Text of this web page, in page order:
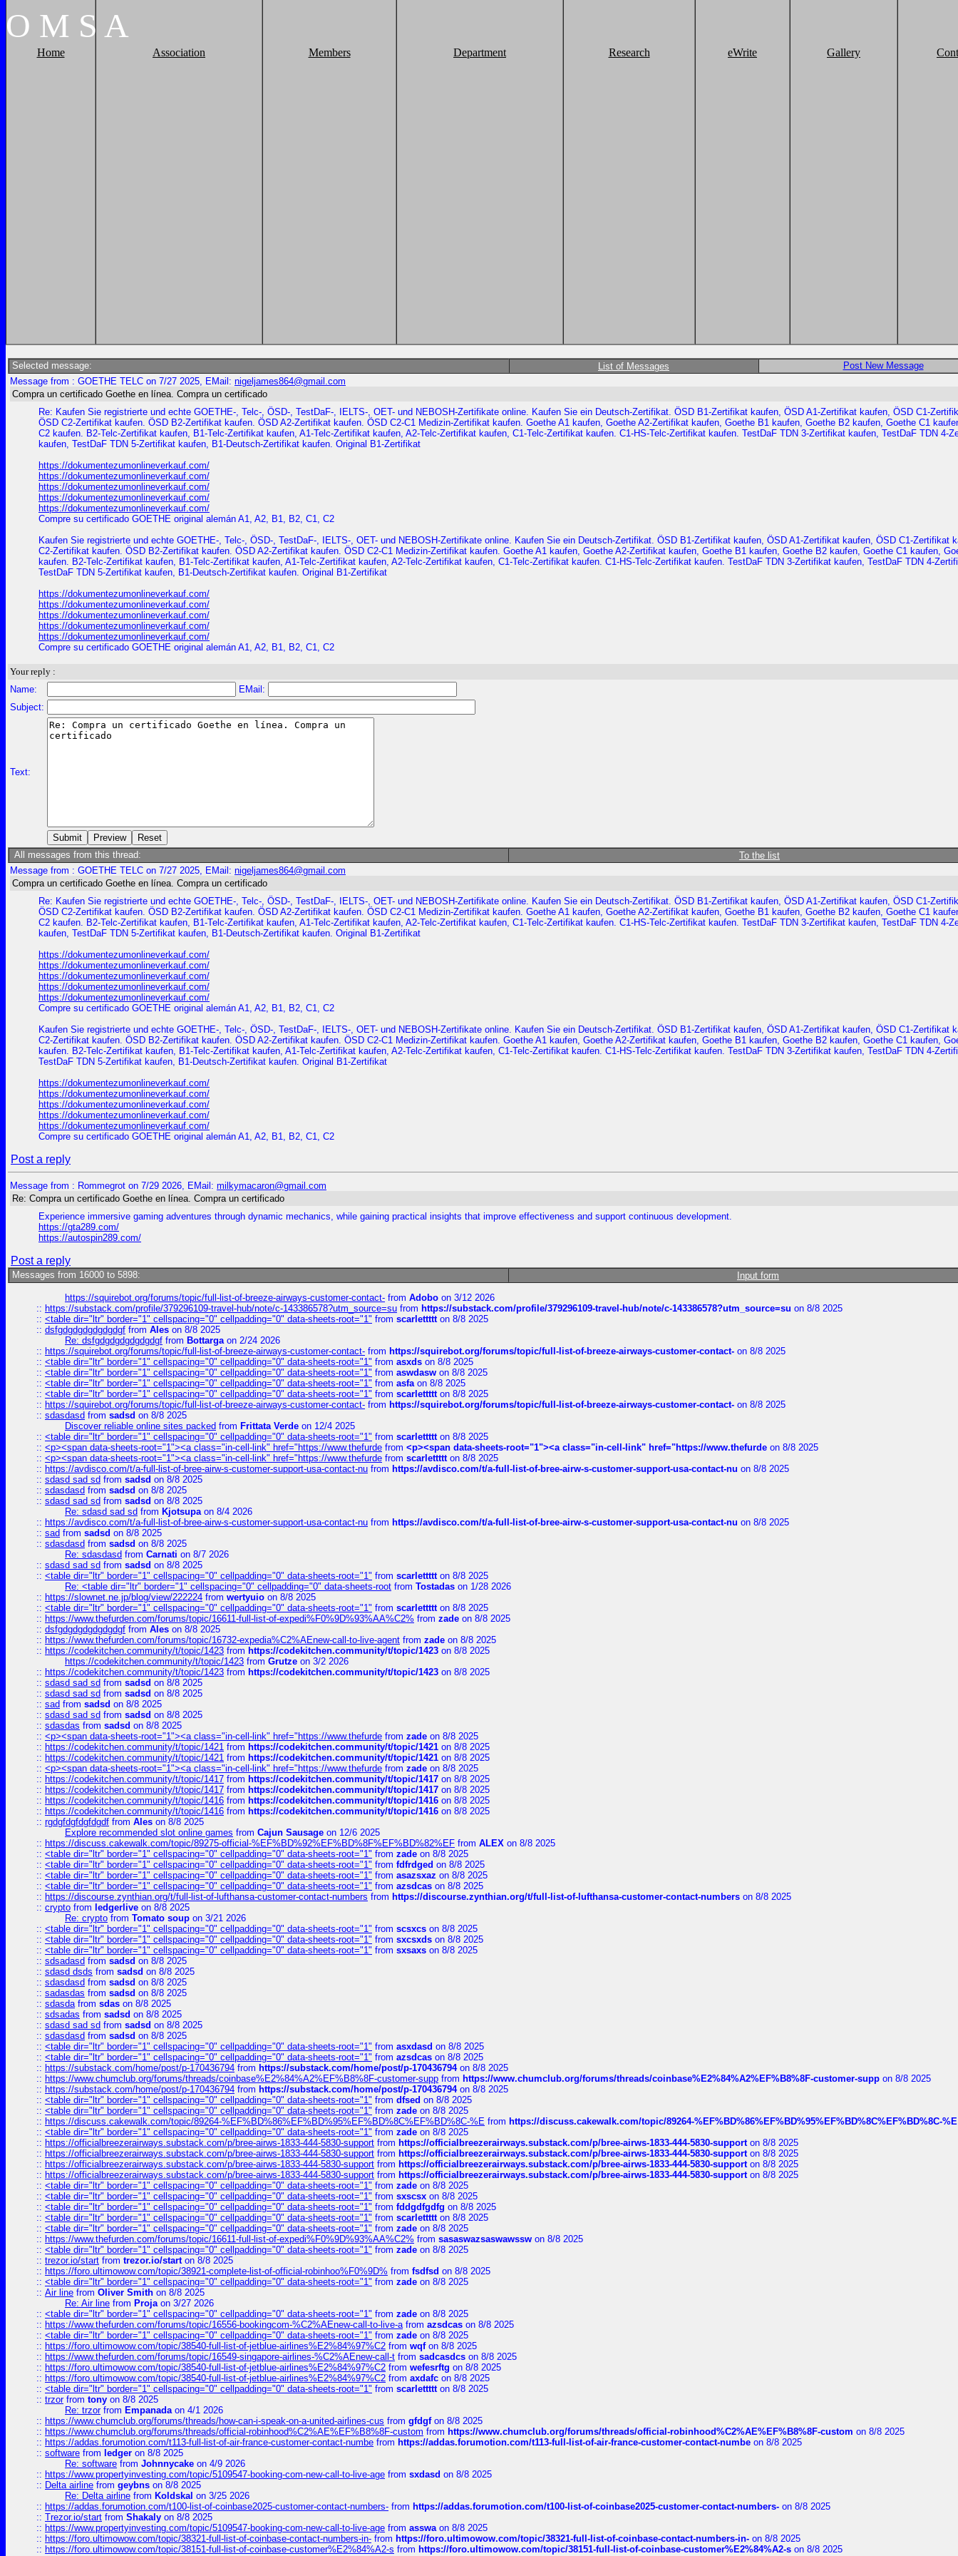
O M S A
Home Association Members Department Research eWrite Gallery
Selected message: List of Messages
Post New Message
Message from : GOETHE TELC on 7/27 2025, EMail: nigeljames864@gmail.com
Compra un certificado Goethe en línea. Compra un certificado
Re: Kaufen Sie registrierte und echte GOETHE-, Telc-, ÖSD-, TestDaF-, IELTS-, OET- und NEBOSH-Zertifikate online. Kaufen Sie ein Deutsch-Zertifikat. ÖSD B1-Zertifikat kaufen, ÖSD A1-Zertifikat kaufen, ÖSD C1-
ÖSD C2-Zertifikat kaufen. ÖSD B2-Zertifikat kaufen. ÖSD A2-Zertifikat kaufen. ÖSD C2-C1 Medizin-Zertifikat kaufen. Goethe A1 kaufen, Goethe A2-Zertifikat kaufen, Goethe B1 kaufen, Goethe B2 kaufen, Goethe C1
C2 kaufen. B2-Telc-Zertifikat kaufen, B1-Telc-Zertifikat kaufen, A1-Telc-Zertifikat kaufen, A2-Telc-Zertifikat kaufen, C1-Telc-Zertifikat kaufen. C1-HS-Telc-Zertifikat kaufen. TestDaF TDN 3-Zertifikat kaufen, TestDaF TDN 4-
kaufen, TestDaF TDN 5-Zertifikat kaufen, B1-Deutsch-Zertifikat kaufen. Original B1-Zertifikat
https://dokumentezumonlineverkauf.com/
https://dokumentezumonlineverkauf.com/
https://dokumentezumonlineverkauf.com/
https://dokumentezumonlineverkauf.com/
https://dokumentezumonlineverkauf.com/
Compre su certificado GOETHE original alemán A1, A2, B1, B2, C1, C2
Kaufen Sie registrierte und echte GOETHE-, Telc-, ÖSD-, TestDaF-, IELTS-, OET- und NEBOSH-Zertifikate online. Kaufen Sie ein Deutsch-Zertifikat. ÖSD B1-Zertifikat kaufen, ÖSD A1-Zertifikat kaufen, ÖSD C1-Zertifikat
C2-Zertifikat kaufen. ÖSD B2-Zertifikat kaufen. ÖSD A2-Zertifikat kaufen. ÖSD C2-C1 Medizin-Zertifikat kaufen. Goethe A1 kaufen, Goethe A2-Zertifikat kaufen, Goethe B1 kaufen, Goethe B2 kaufen, Goethe C1 kaufen,
kaufen. B2-Telc-Zertifikat kaufen, B1-Telc-Zertifikat kaufen, A1-Telc-Zertifikat kaufen, A2-Telc-Zertifikat kaufen, C1-Telc-Zertifikat kaufen. C1-HS-Telc-Zertifikat kaufen. TestDaF TDN 3-Zertifikat kaufen, TestDaF TDN 4-
TestDaF TDN 5-Zertifikat kaufen, B1-Deutsch-Zertifikat kaufen. Original B1-Zertifikat
https://dokumentezumonlineverkauf.com/
https://dokumentezumonlineverkauf.com/
https://dokumentezumonlineverkauf.com/
https://dokumentezumonlineverkauf.com/
https://dokumentezumonlineverkauf.com/
Compre su certificado GOETHE original alemán A1, A2, B1, B2, C1, C2
Your reply :
Name:
EMail:
Subject:
Text:
All messages from this thread:
To the list
Message from : GOETHE TELC on 7/27 2025, EMail: nigeljames864@gmail.com
Compra un certificado Goethe en línea. Compra un certificado
Re: Kaufen Sie registrierte und echte GOETHE-, Telc-, ÖSD-, TestDaF-, IELTS-, OET- und NEBOSH-Zertifikate online. Kaufen Sie ein Deutsch-Zertifikat. ÖSD B1-Zertifikat kaufen, ÖSD A1-Zertifikat kaufen, ÖSD C1-
ÖSD C2-Zertifikat kaufen. ÖSD B2-Zertifikat kaufen. ÖSD A2-Zertifikat kaufen. ÖSD C2-C1 Medizin-Zertifikat kaufen. Goethe A1 kaufen, Goethe A2-Zertifikat kaufen, Goethe B1 kaufen, Goethe B2 kaufen, Goethe C1
C2 kaufen. B2-Telc-Zertifikat kaufen, B1-Telc-Zertifikat kaufen, A1-Telc-Zertifikat kaufen, A2-Telc-Zertifikat kaufen, C1-Telc-Zertifikat kaufen. C1-HS-Telc-Zertifikat kaufen. TestDaF TDN 3-Zertifikat kaufen, TestDaF TDN 4-
kaufen, TestDaF TDN 5-Zertifikat kaufen, B1-Deutsch-Zertifikat kaufen. Original B1-Zertifikat
https://dokumentezumonlineverkauf.com/
https://dokumentezumonlineverkauf.com/
https://dokumentezumonlineverkauf.com/
https://dokumentezumonlineverkauf.com/
https://dokumentezumonlineverkauf.com/
Compre su certificado GOETHE original alemán A1, A2, B1, B2, C1, C2
Kaufen Sie registrierte und echte GOETHE-, Telc-, ÖSD-, TestDaF-, IELTS-, OET- und NEBOSH-Zertifikate online. Kaufen Sie ein Deutsch-Zertifikat. ÖSD B1-Zertifikat kaufen, ÖSD A1-Zertifikat kaufen, ÖSD C1-Zertifikat
C2-Zertifikat kaufen. ÖSD B2-Zertifikat kaufen. ÖSD A2-Zertifikat kaufen. ÖSD C2-C1 Medizin-Zertifikat kaufen. Goethe A1 kaufen, Goethe A2-Zertifikat kaufen, Goethe B1 kaufen, Goethe B2 kaufen, Goethe C1 kaufen,
kaufen. B2-Telc-Zertifikat kaufen, B1-Telc-Zertifikat kaufen, A1-Telc-Zertifikat kaufen, A2-Telc-Zertifikat kaufen, C1-Telc-Zertifikat kaufen. C1-HS-Telc-Zertifikat kaufen. TestDaF TDN 3-Zertifikat kaufen, TestDaF TDN 4-
TestDaF TDN 5-Zertifikat kaufen, B1-Deutsch-Zertifikat kaufen. Original B1-Zertifikat
https://dokumentezumonlineverkauf.com/
https://dokumentezumonlineverkauf.com/
https://dokumentezumonlineverkauf.com/
https://dokumentezumonlineverkauf.com/
https://dokumentezumonlineverkauf.com/
Compre su certificado GOETHE original alemán A1, A2, B1, B2, C1, C2
Post a reply
Message from : Rommegrot on 7/29 2026, EMail: milkymacaron@gmail.com
Re: Compra un certificado Goethe en línea. Compra un certificado
Experience immersive gaming adventures through dynamic mechanics, while gaining practical insights that improve effectiveness and support continuous development.
https://gta289.com/
https://autospin289.com/
Post a reply
Messages from 16000 to 5898: Input form
https://squirebot.org/forums/topic/full-list-of-breeze-airways-customer-contact- from Adobo on 3/12 2026
:: https://substack.com/profile/379296109-travel-hub/note/c-143386578?utm_source=su from https://substack.com/profile/379296109-travel-hub/note/c-143386578?utm_source=su on 8/8 2025
:: <table dir="ltr" border="1" cellspacing="0" cellpadding="0" data-sheets-root="1" from scarlettttton 8/8 2025
:: dsfgdgdgdgdgdgdgf from Ales on 8/8 2025
Re: dsfgdgdgdgdgdgdgf from Bottargaon 2/24 2026
:: https://squirebot.org/forums/topic/full-list-of-breeze-airways-customer-contact- from https://squirebot.org/forums/topic/full-list-of-breeze-airways-customer-contact- on 8/8 2025
:: <table dir="ltr" border="1" cellspacing="0" cellpadding="0" data-sheets-root="1" from asxds on 8/8 2025
:: <table dir="ltr" border="1" cellspacing="0" cellpadding="0" data-sheets-root="1" from aswdasw on 8/8 2025
:: <table dir="ltr" border="1" cellspacing="0" cellpadding="0" data-sheets-root="1" from asfaon 8/8 2025
:: <table dir="ltr" border="1" cellspacing="0" cellpadding="0" data-sheets-root="1" from scarlettttton 8/8 2025
:: https://squirebot.org/forums/topic/full-list-of-breeze-airways-customer-contact- from https://squirebot.org/forums/topic/full-list-of-breeze-airways-customer-contact- on 8/8 2025
:: sdasdasd from sadsd on 8/8 2025
Discover reliable online sites packed from Frittata Verde on 12/4 2025
:: <table dir="ltr" border="1" cellspacing="0" cellpadding="0" data-sheets-root="1" from scarlettttton 8/8 2025
:: <p><span data-sheets-root="1"><a class="in-cell-link" href="https://www.thefurde from <p><span data-sheets-root="1"><a class="in-cell-link" href="https://www.thefurde on 8/8 2025
:: <p><span data-sheets-root="1"><a class="in-cell-link" href="https://www.thefurde from scarlettttton 8/8 2025
:: https://avdisco.com/t/a-full-list-of-bree-airw-s-customer-support-usa-contact-nu from https://avdisco.com/t/a-full-list-of-bree-airw-s-customer-support-usa-contact-nu on 8/8 2025
:: sdasd sad sd from sadsd on 8/8 2025
:: sdasdasd from sadsd on 8/8 2025
:: sdasd sad sd from sadsd on 8/8 2025
Re: sdasd sad sd from Kjotsupaon 8/4 2026
:: https://avdisco.com/t/a-full-list-of-bree-airw-s-customer-support-usa-contact-nu from https://avdisco.com/t/a-full-list-of-bree-airw-s-customer-support-usa-contact-nu on 8/8 2025
:: sad from sadsd on 8/8 2025
:: sdasdasd from sadsd on 8/8 2025
Re: sdasdasd from Carnati on 8/7 2026
:: sdasd sad sd from sadsd on 8/8 2025
:: <table dir="ltr" border="1" cellspacing="0" cellpadding="0" data-sheets-root="1" from scarlettttton 8/8 2025
Re: <table dir="ltr" border="1" cellspacing="0" cellpadding="0" data-sheets-root from Tostadas on 1/28 2026
:: https://slownet.ne.jp/blog/view/222224 from wertyuio on 8/8 2025
:: <table dir="ltr" border="1" cellspacing="0" cellpadding="0" data-sheets-root="1" from scarlettttton 8/8 2025
:: https://www.thefurden.com/forums/topic/16611-full-list-of-expedi%F0%9D%93%AA%C2% from zade on 8/8 2025
:: dsfgdgdgdgdgdgdgf from Ales on 8/8 2025
:: https://www.thefurden.com/forums/topic/16732-expedia%C2%AEnew-call-to-live-agent from zade on 8/8 2025
:: https://codekitchen.community/t/topic/1423 from https://codekitchen.community/t/topic/1423 on 8/8 2025
https://codekitchen.community/t/topic/1423 from Grutze on 3/2 2026
:: https://codekitchen.community/t/topic/1423 from https://codekitchen.community/t/topic/1423 on 8/8 2025
:: sdasd sad sd from sadsd on 8/8 2025
:: sdasd sad sd from sadsd on 8/8 2025
:: sad from sadsd on 8/8 2025
:: sdasd sad sd from sadsd on 8/8 2025
:: sdasdas from sadsd on 8/8 2025
:: <p><span data-sheets-root="1"><a class="in-cell-link" href="https://www.thefurde from zade on 8/8 2025
:: https://codekitchen.community/t/topic/1421 from https://codekitchen.community/t/topic/1421 on 8/8 2025
:: https://codekitchen.community/t/topic/1421 from https://codekitchen.community/t/topic/1421 on 8/8 2025
:: <p><span data-sheets-root="1"><a class="in-cell-link" href="https://www.thefurde from zade on 8/8 2025
:: https://codekitchen.community/t/topic/1417 from https://codekitchen.community/t/topic/1417 on 8/8 2025
:: https://codekitchen.community/t/topic/1417 from https://codekitchen.community/t/topic/1417 on 8/8 2025
:: https://codekitchen.community/t/topic/1416 from https://codekitchen.community/t/topic/1416 on 8/8 2025
:: https://codekitchen.community/t/topic/1416 from https://codekitchen.community/t/topic/1416 on 8/8 2025
:: rgdgfdgfdgfdgdf from Ales on 8/8 2025
Explore recommended slot online games from Cajun Sausage on 12/6 2025
:: https://discuss.cakewalk.com/topic/89275-official-%EF%BD%92%EF%BD%8F%EF%BD%82%EF from ALEX on 8/8 2025
:: <table dir="ltr" border="1" cellspacing="0" cellpadding="0" data-sheets-root="1" from zade on 8/8 2025
:: <table dir="ltr" border="1" cellspacing="0" cellpadding="0" data-sheets-root="1" from fdfrdged on 8/8 2025
:: <table dir="ltr" border="1" cellspacing="0" cellpadding="0" data-sheets-root="1" from asazsxaz on 8/8 2025
:: <table dir="ltr" border="1" cellspacing="0" cellpadding="0" data-sheets-root="1" from azsdcas on 8/8 2025
:: https://discourse.zynthian.org/t/full-list-of-lufthansa-customer-contact-numbers from https://discourse.zynthian.org/t/full-list-of-lufthansa-customer-contact-numbers on 8/8 2025
:: crypto from ledgerlive on 8/8 2025
Re: crypto from Tomato soup on 3/21 2026
:: <table dir="ltr" border="1" cellspacing="0" cellpadding="0" data-sheets-root="1" from scsxcs on 8/8 2025
:: <table dir="ltr" border="1" cellspacing="0" cellpadding="0" data-sheets-root="1" from sxcsxds on 8/8 2025
:: <table dir="ltr" border="1" cellspacing="0" cellpadding="0" data-sheets-root="1" from sxsaxs on 8/8 2025
:: sdsadasd from sadsd on 8/8 2025
:: sdasd dsds from sadsd on 8/8 2025
:: sdasdasd from sadsd on 8/8 2025
:: sadasdas from sadsd on 8/8 2025
:: sdasdafrom sdas on 8/8 2025
:: sdsadas from sadsd on 8/8 2025
:: sdasd sad sd from sadsd on 8/8 2025
:: sdasdasd from sadsd on 8/8 2025
:: <table dir="ltr" border="1" cellspacing="0" cellpadding="0" data-sheets-root="1" from asxdasd on 8/8 2025
:: <table dir="ltr" border="1" cellspacing="0" cellpadding="0" data-sheets-root="1" from azsdcas on 8/8 2025
:: https://substack.com/home/post/p-170436794 from https://substack.com/home/post/p-170436794on 8/8 2025
:: https://www.chumclub.org/forums/threads/coinbase%E2%84%A2%EF%B8%8F-customer-supp from https://www.chumclub.org/forums/threads/coinbase%E2%84%A2%EF%B8%8F-customer-supp on 8/8 2025
:: https://substack.com/home/post/p-170436794 from https://substack.com/home/post/p-170436794on 8/8 2025
:: <table dir="ltr" border="1" cellspacing="0" cellpadding="0" data-sheets-root="1" from dfsed on 8/8 2025
:: <table dir="ltr" border="1" cellspacing="0" cellpadding="0" data-sheets-root="1" from zade on 8/8 2025
:: https://discuss.cakewalk.com/topic/89264-%EF%BD%86%EF%BD%95%EF%BD%8C%EF%BD%8C-%E from https://discuss.cakewalk.com/topic/89264-%EF%BD%86%EF%BD%95%EF%BD%8C%EF%BD%8C-%E
:: <table dir="ltr" border="1" cellspacing="0" cellpadding="0" data-sheets-root="1" from zade on 8/8 2025
:: https://officialbreezerairways.substack.com/p/bree-airws-1833-444-5830-support from https://officialbreezerairways.substack.com/p/bree-airws-1833-444-5830-supporton 8/8 2025
:: https://officialbreezerairways.substack.com/p/bree-airws-1833-444-5830-support from https://officialbreezerairways.substack.com/p/bree-airws-1833-444-5830-supporton 8/8 2025
:: https://officialbreezerairways.substack.com/p/bree-airws-1833-444-5830-support from https://officialbreezerairways.substack.com/p/bree-airws-1833-444-5830-supporton 8/8 2025
:: https://officialbreezerairways.substack.com/p/bree-airws-1833-444-5830-support from https://officialbreezerairways.substack.com/p/bree-airws-1833-444-5830-supporton 8/8 2025
:: <table dir="ltr" border="1" cellspacing="0" cellpadding="0" data-sheets-root="1" from zade on 8/8 2025
:: <table dir="ltr" border="1" cellspacing="0" cellpadding="0" data-sheets-root="1" from sxscsx on 8/8 2025
:: <table dir="ltr" border="1" cellspacing="0" cellpadding="0" data-sheets-root="1" from fddgdfgdfg on 8/8 2025
:: <table dir="ltr" border="1" cellspacing="0" cellpadding="0" data-sheets-root="1" from scarlettttton 8/8 2025
:: <table dir="ltr" border="1" cellspacing="0" cellpadding="0" data-sheets-root="1" from zade on 8/8 2025
:: https://www.thefurden.com/forums/topic/16611-full-list-of-expedi%F0%9D%93%AA%C2% from sasaswazsaswawssw on 8/8 2025
:: <table dir="ltr" border="1" cellspacing="0" cellpadding="0" data-sheets-root="1" from zade on 8/8 2025
:: trezor.io/start from trezor.io/starton 8/8 2025
:: https://foro.ultimowow.com/topic/38921-complete-list-of-official-robinhoo%F0%9D% from fsdfsd on 8/8 2025
:: <table dir="ltr" border="1" cellspacing="0" cellpadding="0" data-sheets-root="1" from zade on 8/8 2025
:: Air line from Oliver Smith on 8/8 2025
Re: Air line from Projaon 3/27 2026
:: <table dir="ltr" border="1" cellspacing="0" cellpadding="0" data-sheets-root="1" from zade on 8/8 2025
:: https://www.thefurden.com/forums/topic/16556-bookingcom-%C2%AEnew-call-to-live-afrom azsdcas on 8/8 2025
:: <table dir="ltr" border="1" cellspacing="0" cellpadding="0" data-sheets-root="1" from zade on 8/8 2025
:: https://foro.ultimowow.com/topic/38540-full-list-of-jetblue-airlines%E2%84%97%C2 from wqfon 8/8 2025
:: https://www.thefurden.com/forums/topic/16549-singapore-airlines-%C2%AEnew-call-t from sadcasdcs on 8/8 2025
:: https://foro.ultimowow.com/topic/38540-full-list-of-jetblue-airlines%E2%84%97%C2 from wefesrftg on 8/8 2025
:: https://foro.ultimowow.com/topic/38540-full-list-of-jetblue-airlines%E2%84%97%C2 from axdafc on 8/8 2025
:: <table dir="ltr" border="1" cellspacing="0" cellpadding="0" data-sheets-root="1" from scarlettttton 8/8 2025
:: trzorfrom tony on 8/8 2025
Re: trzorfrom Empanadaon 4/1 2026
:: https://www.chumclub.org/forums/threads/how-can-i-speak-on-a-united-airlines-cus from gfdgfon 8/8 2025
:: https://www.chumclub.org/forums/threads/official-robinhood%C2%AE%EF%B8%8F-custom from https://www.chumclub.org/forums/threads/official-robinhood%C2%AE%EF%B8%8F-custom on 8/8 2025
:: https://addas.forumotion.com/t113-full-list-of-air-france-customer-contact-numbe from https://addas.forumotion.com/t113-full-list-of-air-france-customer-contact-numbe on 8/8 2025
:: software from ledger on 8/8 2025
Re: software from Johnnycake on 4/9 2026
:: https://www.propertyinvesting.com/topic/5109547-booking-com-new-call-to-live-age from sxdasd on 8/8 2025
:: Delta airline from geybns on 8/8 2025
Re: Delta airline from Koldskal on 3/25 2026
:: https://addas.forumotion.com/t100-list-of-coinbase2025-customer-contact-numbers- from https://addas.forumotion.com/t100-list-of-coinbase2025-customer-contact-numbers- on 8/8 2025
:: Trezor.io/start from Shakaly on 8/8 2025
:: https://www.propertyinvesting.com/topic/5109547-booking-com-new-call-to-live-age from asswaon 8/8 2025
:: https://foro.ultimowow.com/topic/38321-full-list-of-coinbase-contact-numbers-in- from https://foro.ultimowow.com/topic/38321-full-list-of-coinbase-contact-numbers-in- on 8/8 2025
:: https://foro.ultimowow.com/topic/38151-full-list-of-coinbase-customer%E2%84%A2-s from https://foro.ultimowow.com/topic/38151-full-list-of-coinbase-customer%E2%84%A2-s on 8/8 2025